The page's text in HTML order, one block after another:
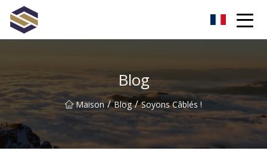
Blog
Maison / Blog / Soyons Câblés !